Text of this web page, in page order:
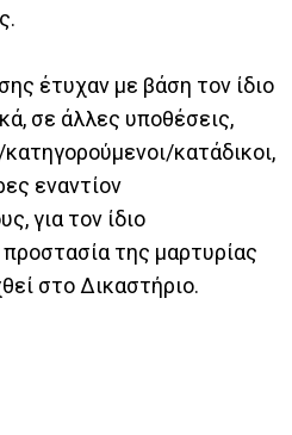
έτυχαν με βάση τον ίδιο
σε άλλες υποθέσεις,
κατάδικοι,
εναντίον
για τον ίδιο
της μαρτυρίας
στο Δικαστήριο.